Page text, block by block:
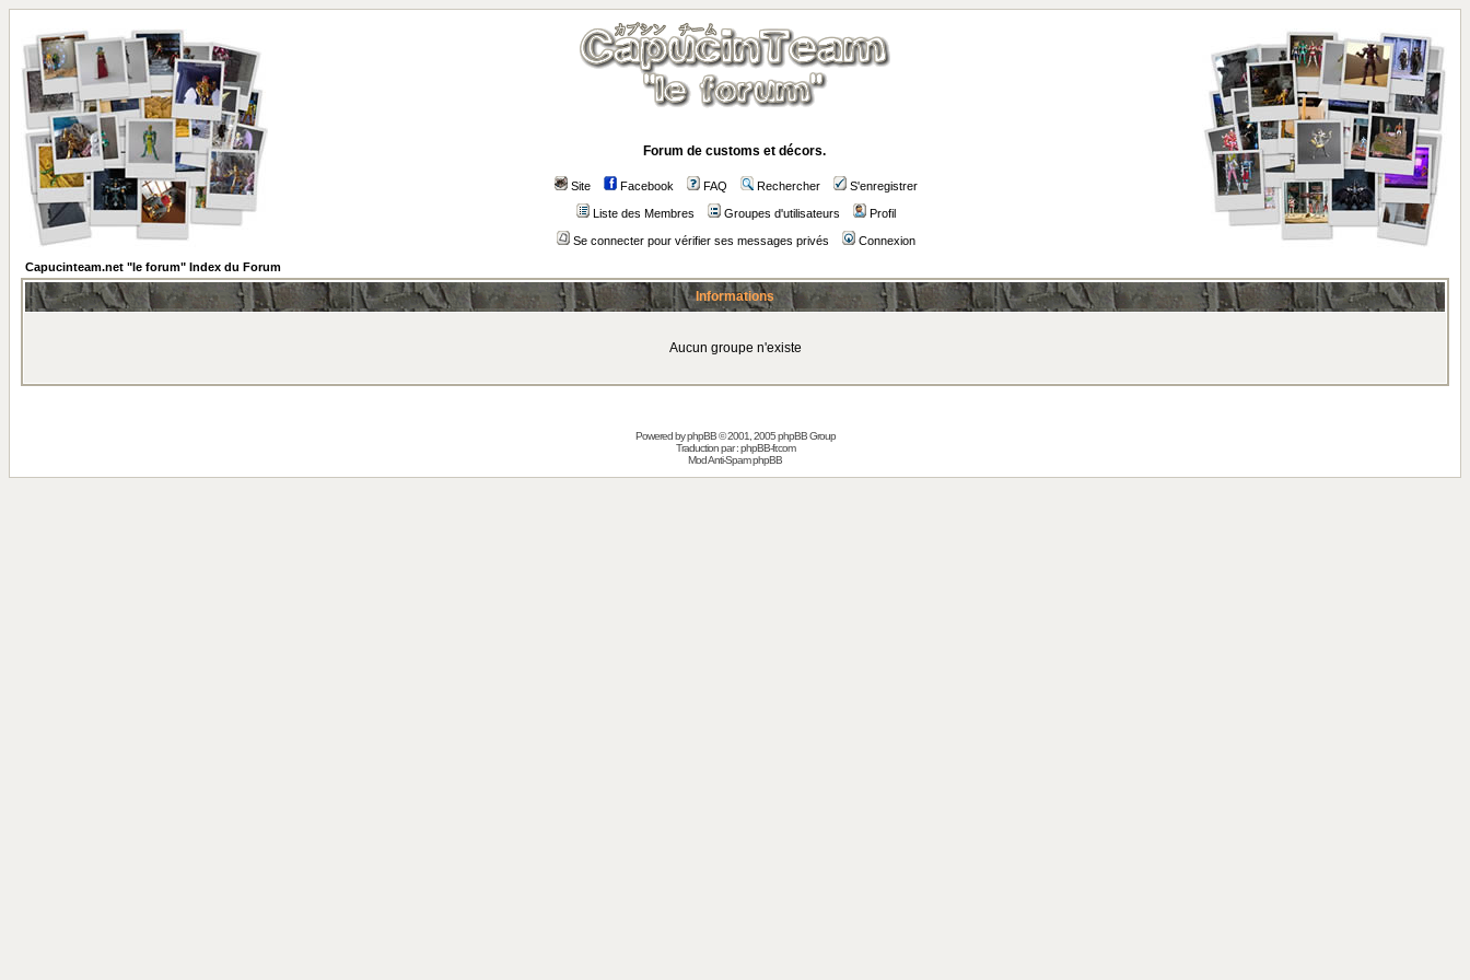
Forum de customs et décors.
Site Facebook FAQ Rechercher S'enregistrer
Liste des Membres Groupes d'utilisateurs Profil
Se connecter pour vérifier ses messages privés
Connexion
Capucinteam.net "le forum" Index du Forum
Informations
Aucun groupe n'existe
Powered byphpBB© 2001, 2005 phpBB Group
Traduction par :phpBB-fr.com
Mod Anti-Spam phpBB